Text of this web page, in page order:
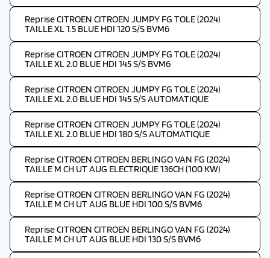
Reprise CITROEN CITROEN JUMPY FG TOLE (2024)
TAILLE XL 1.5 BLUE HDI 120 S/S BVM6
Reprise CITROEN CITROEN JUMPY FG TOLE (2024)
TAILLE XL 2.0 BLUE HDI 145 S/S BVM6
Reprise CITROEN CITROEN JUMPY FG TOLE (2024)
TAILLE XL 2.0 BLUE HDI 145 S/S AUTOMATIQUE
Reprise CITROEN CITROEN JUMPY FG TOLE (2024)
TAILLE XL 2.0 BLUE HDI 180 S/S AUTOMATIQUE
Reprise CITROEN CITROEN BERLINGO VAN FG (2024)
TAILLE M CH UT AUG ELECTRIQUE 136CH (100 KW)
Reprise CITROEN CITROEN BERLINGO VAN FG (2024)
TAILLE M CH UT AUG BLUE HDI 100 S/S BVM6
Reprise CITROEN CITROEN BERLINGO VAN FG (2024)
TAILLE M CH UT AUG BLUE HDI 130 S/S BVM6